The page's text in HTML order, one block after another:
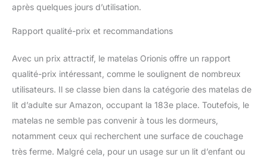
après quelques jours d’utilisation.
Rapport qualité-prix et recommandations
Avec un prix attractif, le matelas Orionis offre un rapport
qualité-prix intéressant, comme le soulignent de nombreux
utilisateurs. Il se classe bien dans la catégorie des matelas de
lit d’adulte sur Amazon, occupant la 183e place. Toutefois, le
matelas ne semble pas convenir à tous les dormeurs,
notamment ceux qui recherchent une surface de couchage
très ferme. Malgré cela, pour un usage sur un lit d’enfant ou